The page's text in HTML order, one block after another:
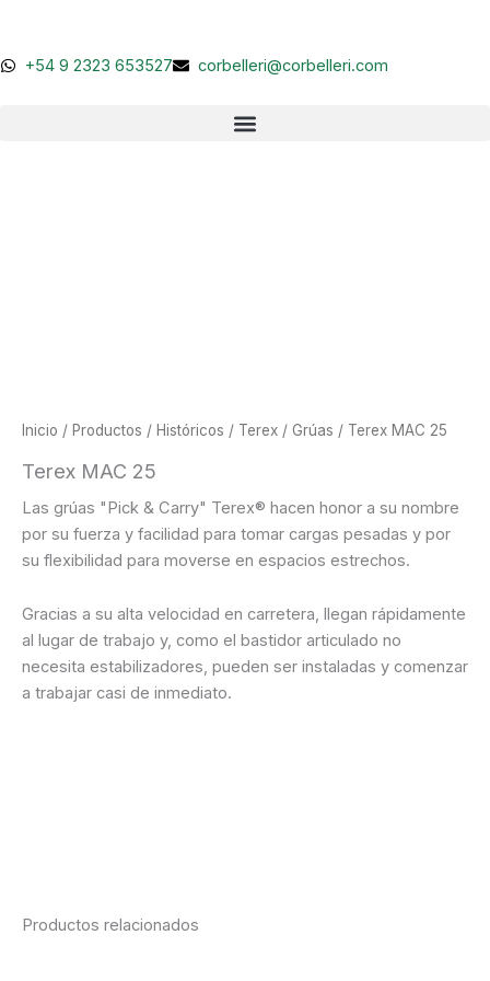
contenido
+54 9 2323 653527 corbelleri@corbelleri.com
Inicio / Productos / Históricos / Terex / Grúas / Terex MAC 25
Terex MAC 25
Las grúas "Pick & Carry" Terex® hacen honor a su nombre
por su fuerza y facilidad para tomar cargas pesadas y por
su flexibilidad para moverse en espacios estrechos.
Gracias a su alta velocidad en carretera, llegan rápidamente
al lugar de trabajo y, como el bastidor articulado no
necesita estabilizadores, pueden ser instaladas y comenzar
a trabajar casi de inmediato.
Productos relacionados